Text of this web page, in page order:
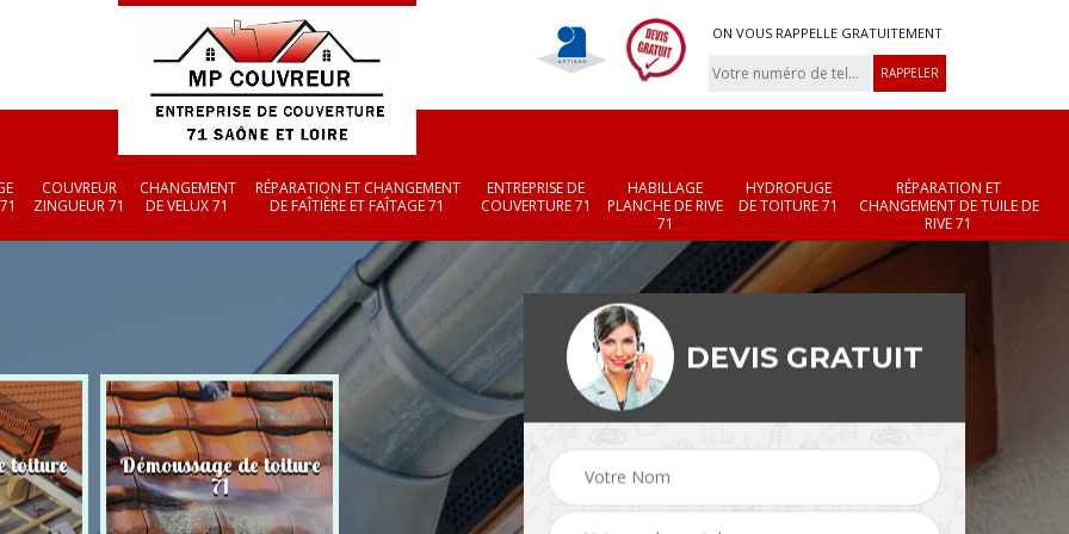
ON VOUS RAPPELLE GRATUITEMENT
COUVREUR
ZINGUEUR 71
CHANGEMENT
DE VELUX 71
RÉPARATION ET CHANGEMENT
DE FAÎTIÈRE ET FAÎTAGE 71
ENTREPRISE DE
COUVERTURE 71
HABILLAGE
PLANCHE DE RIVE
71
HYDROFUGE
DE TOITURE 71
RÉPARATION ET
CHANGEMENT DE TUILE DE
RIVE 71
toiture Démoussage de toiture
71 Couvreur zingueur 71 Changement de velux Réparation et
changement de
et faîtage 71
DEVIS GRATUIT